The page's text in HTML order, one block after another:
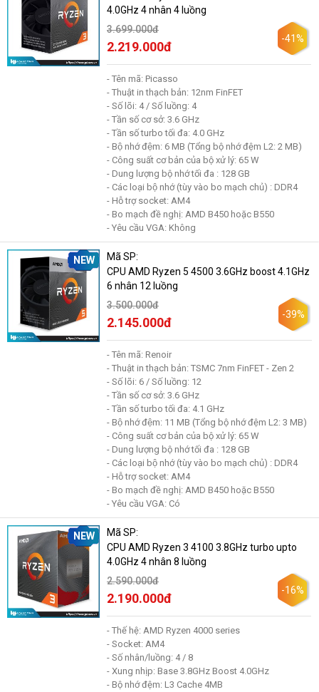
4.0GHz 4 nhân 4 luồng
3.699.000đ
2.219.000đ
-41%
- Tên mã: Picasso
- Thuật in thạch bản: 12nm FinFET
- Số lõi: 4 / Số luồng: 4
- Tần số cơ sở: 3.6 GHz
- Tần số turbo tối đa: 4.0 GHz
- Bộ nhớ đệm: 6 MB (Tổng bộ nhớ đệm L2: 2 MB)
- Công suất cơ bản của bộ xử lý: 65 W
- Dung lượng bộ nhớ tối đa : 128 GB
- Các loại bộ nhớ (tùy vào bo mạch chủ) : DDR4
- Hỗ trợ socket: AM4
- Bo mạch đề nghị: AMD B450 hoặc B550
- Yêu cầu VGA: Không
NEW
Mã SP:
CPU AMD Ryzen 5 4500 3.6GHz boost 4.1GHz
6 nhân 12 luồng
3.500.000đ
2.145.000đ
-39%
- Tên mã: Renoir
- Thuật in thạch bản: TSMC 7nm FinFET - Zen 2
- Số lõi: 6 / Số luồng: 12
- Tần số cơ sở: 3.6 GHz
- Tần số turbo tối đa: 4.1 GHz
- Bộ nhớ đệm: 11 MB (Tổng bộ nhớ đệm L2: 3 MB)
- Công suất cơ bản của bộ xử lý: 65 W
- Dung lượng bộ nhớ tối đa : 128 GB
- Các loại bộ nhớ (tùy vào bo mạch chủ) : DDR4
- Hỗ trợ socket: AM4
- Bo mạch đề nghị: AMD B450 hoặc B550
- Yêu cầu VGA: Có
NEW
Mã SP:
CPU AMD Ryzen 3 4100 3.8GHz turbo upto
4.0GHz 4 nhân 8 luồng
2.590.000đ
2.190.000đ
-16%
- Thế hệ: AMD Ryzen 4000 series
- Socket: AM4
- Số nhân/luồng: 4 / 8
- Xung nhịp: Base 3.8GHz Boost 4.0GHz
- Bộ nhớ đệm: L3 Cache 4MB